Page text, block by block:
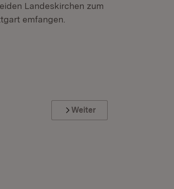
Landeskirchen zum
emfangen.
Weiter